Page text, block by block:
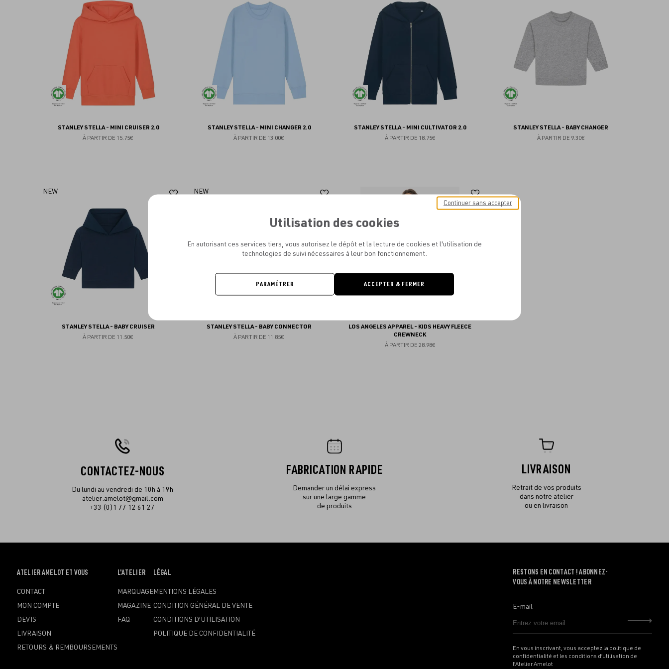
STANLEY STELLA - MINI CRUISER 2.0
À PARTIR DE 15.75€
STANLEY STELLA - MINI CHANGER 2.0
À PARTIR DE 13.00€
STANLEY STELLA - MINI CULTIVATOR 2.0
À PARTIR DE 18.75€
STANLEY STELLA - BABY CHANGER
À PARTIR DE 9.30€
NEW
STANLEY STELLA - BABY CRUISER
À PARTIR DE 11.50€
Ajouter
NEW
STANLEY STELLA - BABY CONNECTOR
À PARTIR DE 11.85€
Ajouter
favoris
LOS ANGELES APPAREL - KIDS HEAVY FLEECE
CREWNECK
À PARTIR DE 28.98€
Ajouter
aux
CONTACTEZ-NOUS
Du lundi au vendredi de 10h à 19h
atelier.amelot@gmail.com
+33 (0)1 77 12 61 27
FABRICATION RAPIDE
Demander un délai express
sur une large gamme
de produits
LIVRAISON
Retrait de vos produits
dans notre atelier
ou en livraison
OUVRIR
MENU
ATELIER AMELOT ET VOUS
CONTACT
MON COMPTE
DEVIS
LIVRAISON
RETOURS & REMBOURSEMENTS
OUVRIR
MENU
L'ATELIER
MARQUAGE
MAGAZINE
FAQ
OUVRIR
MENU
LÉGAL
MENTIONS LÉGALES
CONDITION GÉNÉRAL DE VENTE
CONDITIONS D'UTILISATION
POLITIQUE DE CONFIDENTIALITÉ
RESTONS EN CONTACT ! ABONNEZ-
VOUS À NOTRE NEWSLETTER
E-mail
En vous inscrivant, vous acceptez la politique de
confidentialité et les conditions d’utilisation de
l’Atelier Amelot
Utilisation des cookies
En autorisant ces services tiers, vous autorisez le dépôt et la lecture de cookies et l'utilisation de
technologies de suivi nécessaires à leur bon fonctionnement.
Continuer sans accepter
PARAMÉTRER ACCEPTER & FERMER